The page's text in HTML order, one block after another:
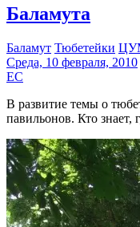
Баламута
Баламут Тюбетейки
Среда, 10 февраля, 2010
EC
В развитие темы о
павильонов. Кто знает,